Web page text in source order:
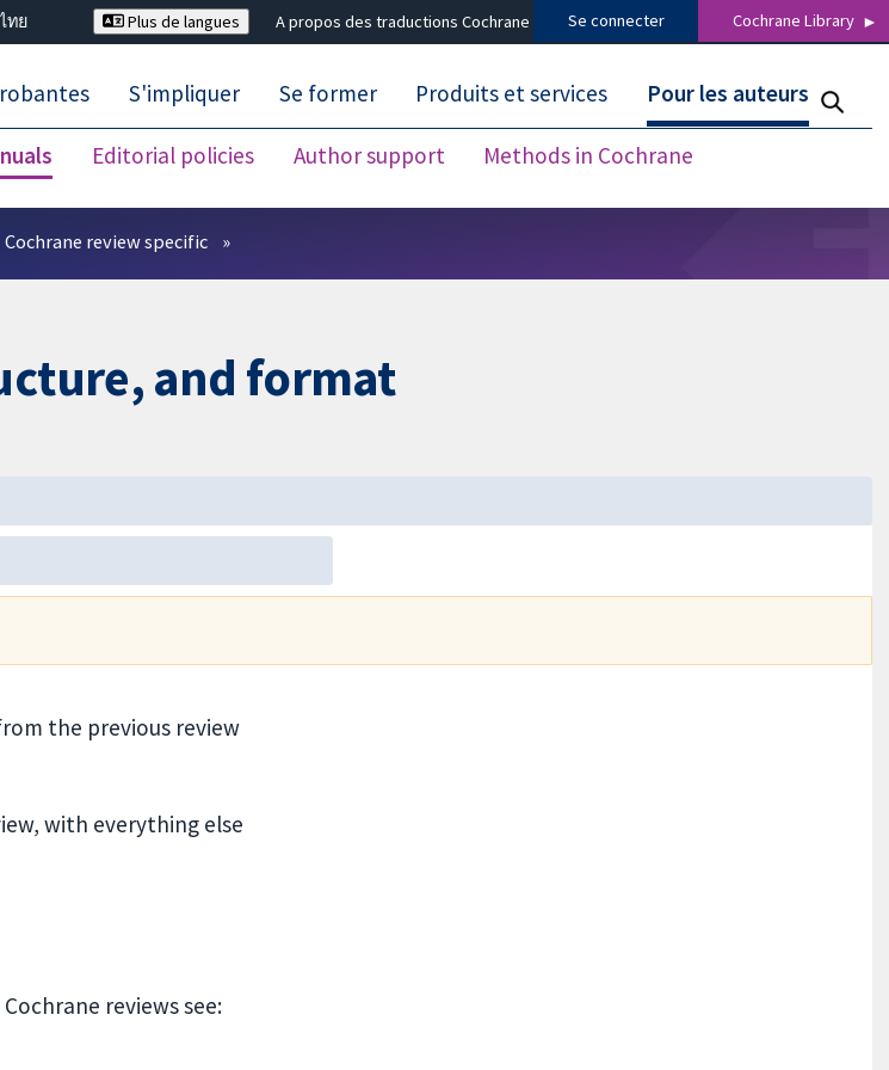
ทย
Plus de langues A propos des traductions Cochrane Se connecter Cochrane Library
S'impliquer Se former Produits et services Pour les auteurs
Editorial policies Author support Methods in Cochrane
recherche ✖
Cochrane review specific
and format
the previous review
with everything else
reviews see: